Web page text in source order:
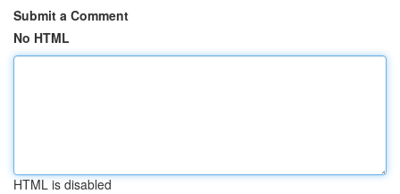
Submit a Comment
No HTML
HTML is disabled